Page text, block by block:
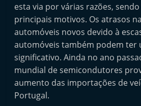
esta via por várias razões,
principais motivos. Os atrasos
automóveis novos devido à
automóveis também podem ter
significativo. Ainda no ano
mundial de semicondutores
aumento das importações de
Portugal.